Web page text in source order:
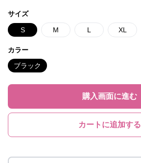
サイズ
S M L XL
カラー
ブラック
購入画面に進む
カートに追加する